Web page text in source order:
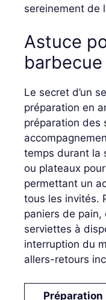
sereinement de
Astuce
Le secret d’un
préparation en
préparation des
temps durant la
ou plateaux
permettant un
tous les invités.
paniers de
serviettes à
interruption du
allers-retours
Préparation